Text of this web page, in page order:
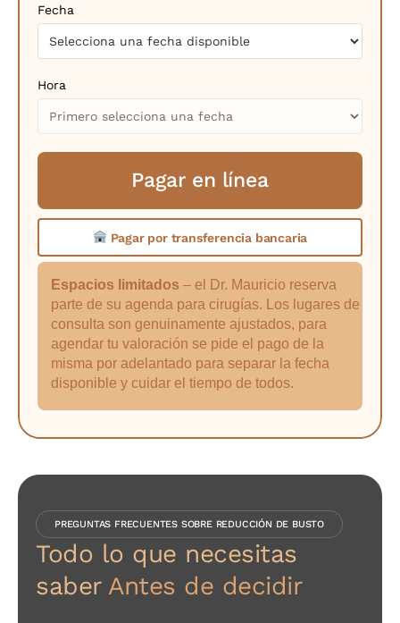
Fecha
Hora
Pagar en línea
Pagar
en
línea
Pagar por transferencia bancaria
Espacios limitados – el Dr. Mauricio reserva
parte de su agenda para cirugías. Los lugares de
consulta son genuinamente ajustados, para
agendar tu valoración se pide el pago de la
misma por adelantado para separar la fecha
disponible y cuidar el tiempo de todos.
PREGUNTAS FRECUENTES SOBRE REDUCCIÓN DE BUSTO
Todo lo que necesitas
saber Antes de decidir